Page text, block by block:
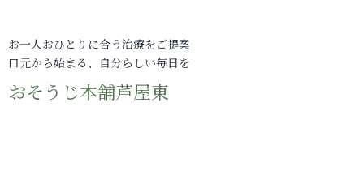
お一人おひとりに合う治療をご提案
口元から始まる、自分らしい毎日を
おそうじ本舗芦屋東